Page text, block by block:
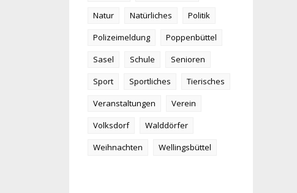
Natur
Natürliches
Politik
Polizeimeldung
Poppenbüttel
Sasel
Schule
Senioren
Sport
Sportliches
Tierisches
Veranstaltungen
Verein
Volksdorf
Walddörfer
Weihnachten
Wellingsbüttel